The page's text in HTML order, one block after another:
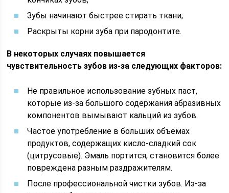
Зубы начинают быстрее стирать ткани;
Раскрыты корни зуба при пародонтите.
В некоторых случаях повышается
чувствительность зубов из-за следующих факторов:
Не правильное использование зубных паст,
которые из-за большого содержания абразивных
компонентов вымывают кальций из зубов.
Частое употребление в больших объемах
продуктов, содержащих кисло-сладкий сок
(цитрусовые). Эмаль портится, становится более
повреждена разным раздражителям.
После профессиональной чистки зубов. Из-за